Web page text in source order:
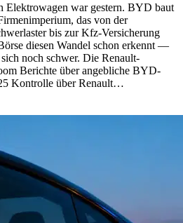
Elektrowagen war gestern. BYD baut
das von der
bis zur Kfz-Versicherung
diesen Wandel schon erkennt —
noch schwer. Die Renault-
Berichte über angebliche BYD-
Kontrolle über Renault…